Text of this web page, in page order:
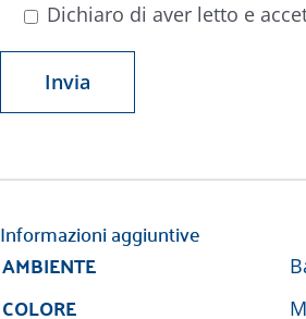
Dichiaro di aver letto e
Informazioni aggiuntive
AMBIENTE
COLORE